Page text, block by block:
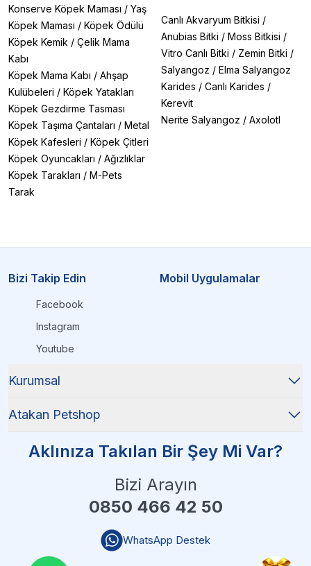
Konserve Köpek Maması / Yaş
Köpek Maması / Köpek Ödülü
Köpek Kemik / Çelik Mama
Kabı
Köpek Mama Kabı / Ahşap
Kulübeleri / Köpek Yatakları
Köpek Gezdirme Tasması
Köpek Taşıma Çantaları / Metal
Köpek Kafesleri / Köpek Çitleri
Köpek Oyuncakları / Ağızlıklar
Köpek Tarakları / M-Pets
Tarak
Canlı Akvaryum Bitkisi /
Anubias Bitki / Moss Bitkisi /
Vitro Canlı Bitki / Zemin Bitki /
Salyangoz / Elma Salyangoz
Karides / Canlı Karides /
Kerevit
Nerite Salyangoz / Axolotl
Bizi Takip Edin
Facebook
Instagram
Youtube
Mobil Uygulamalar
Kurumsal
Atakan Petshop
Aklınıza Takılan Bir Şey Mi Var?
Bizi Arayın
0850 466 42 50
WhatsApp Destek